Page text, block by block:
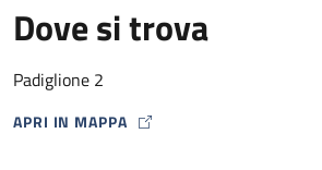
Dove si trova
Padiglione 2
APRI IN MAPPA
MAP ICON